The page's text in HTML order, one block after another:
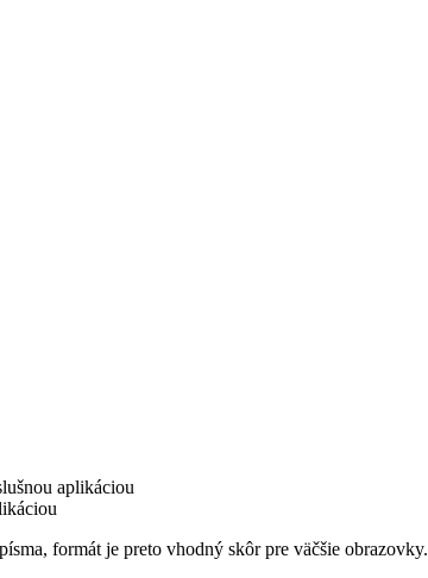
aplikáciou
formát je preto vhodný skôr pre väčšie obrazovky.